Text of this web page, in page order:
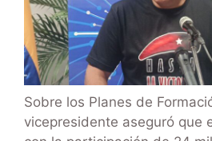
Sobre los Planes de
vicepresidente aseguró que